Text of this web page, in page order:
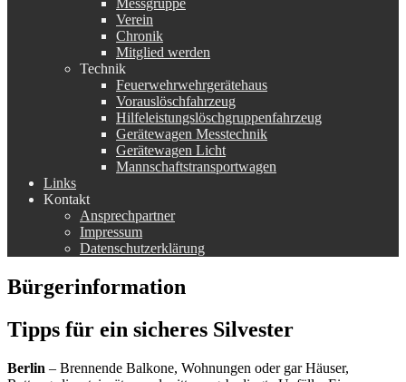
Verein
Chronik
Mitglied werden
Technik
Feuerwehrwehrgerätehaus
Vorauslöschfahrzeug
Hilfeleistungslöschgruppenfahrzeug
Gerätewagen Messtechnik
Gerätewagen Licht
Mannschaftstransportwagen
Links
Kontakt
Ansprechpartner
Impressum
Datenschutzerklärung
Bürgerinformation
Tipps für ein sicheres Silvester
Berlin – Brennende Balkone, Wohnungen oder gar Häuser,